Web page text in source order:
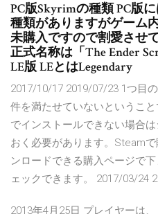
PC版Skyrimの種類 PC版
種類がありますがゲーム
未購入ですので割愛させ
正式名称は「The Ender
LE版 LEとはLegendary
2017/10/17 2019/07/23 1つ目
件を満たせていないというこ
でインストールできない場合
おく必要があります。Steam
ンロードできる購入ページで
ェックできます。 2017/03/24
2013年4月25日 プレイヤーは